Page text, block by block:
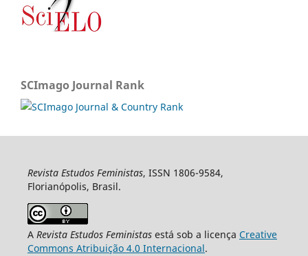
SCImago Journal Rank
Revista Estudos Feministas, ISSN 1806-9584,
Florianópolis, Brasil.
A Revista Estudos Feministasestá sob a licença Creative
Commons Atribuição 4.0 Internacional.